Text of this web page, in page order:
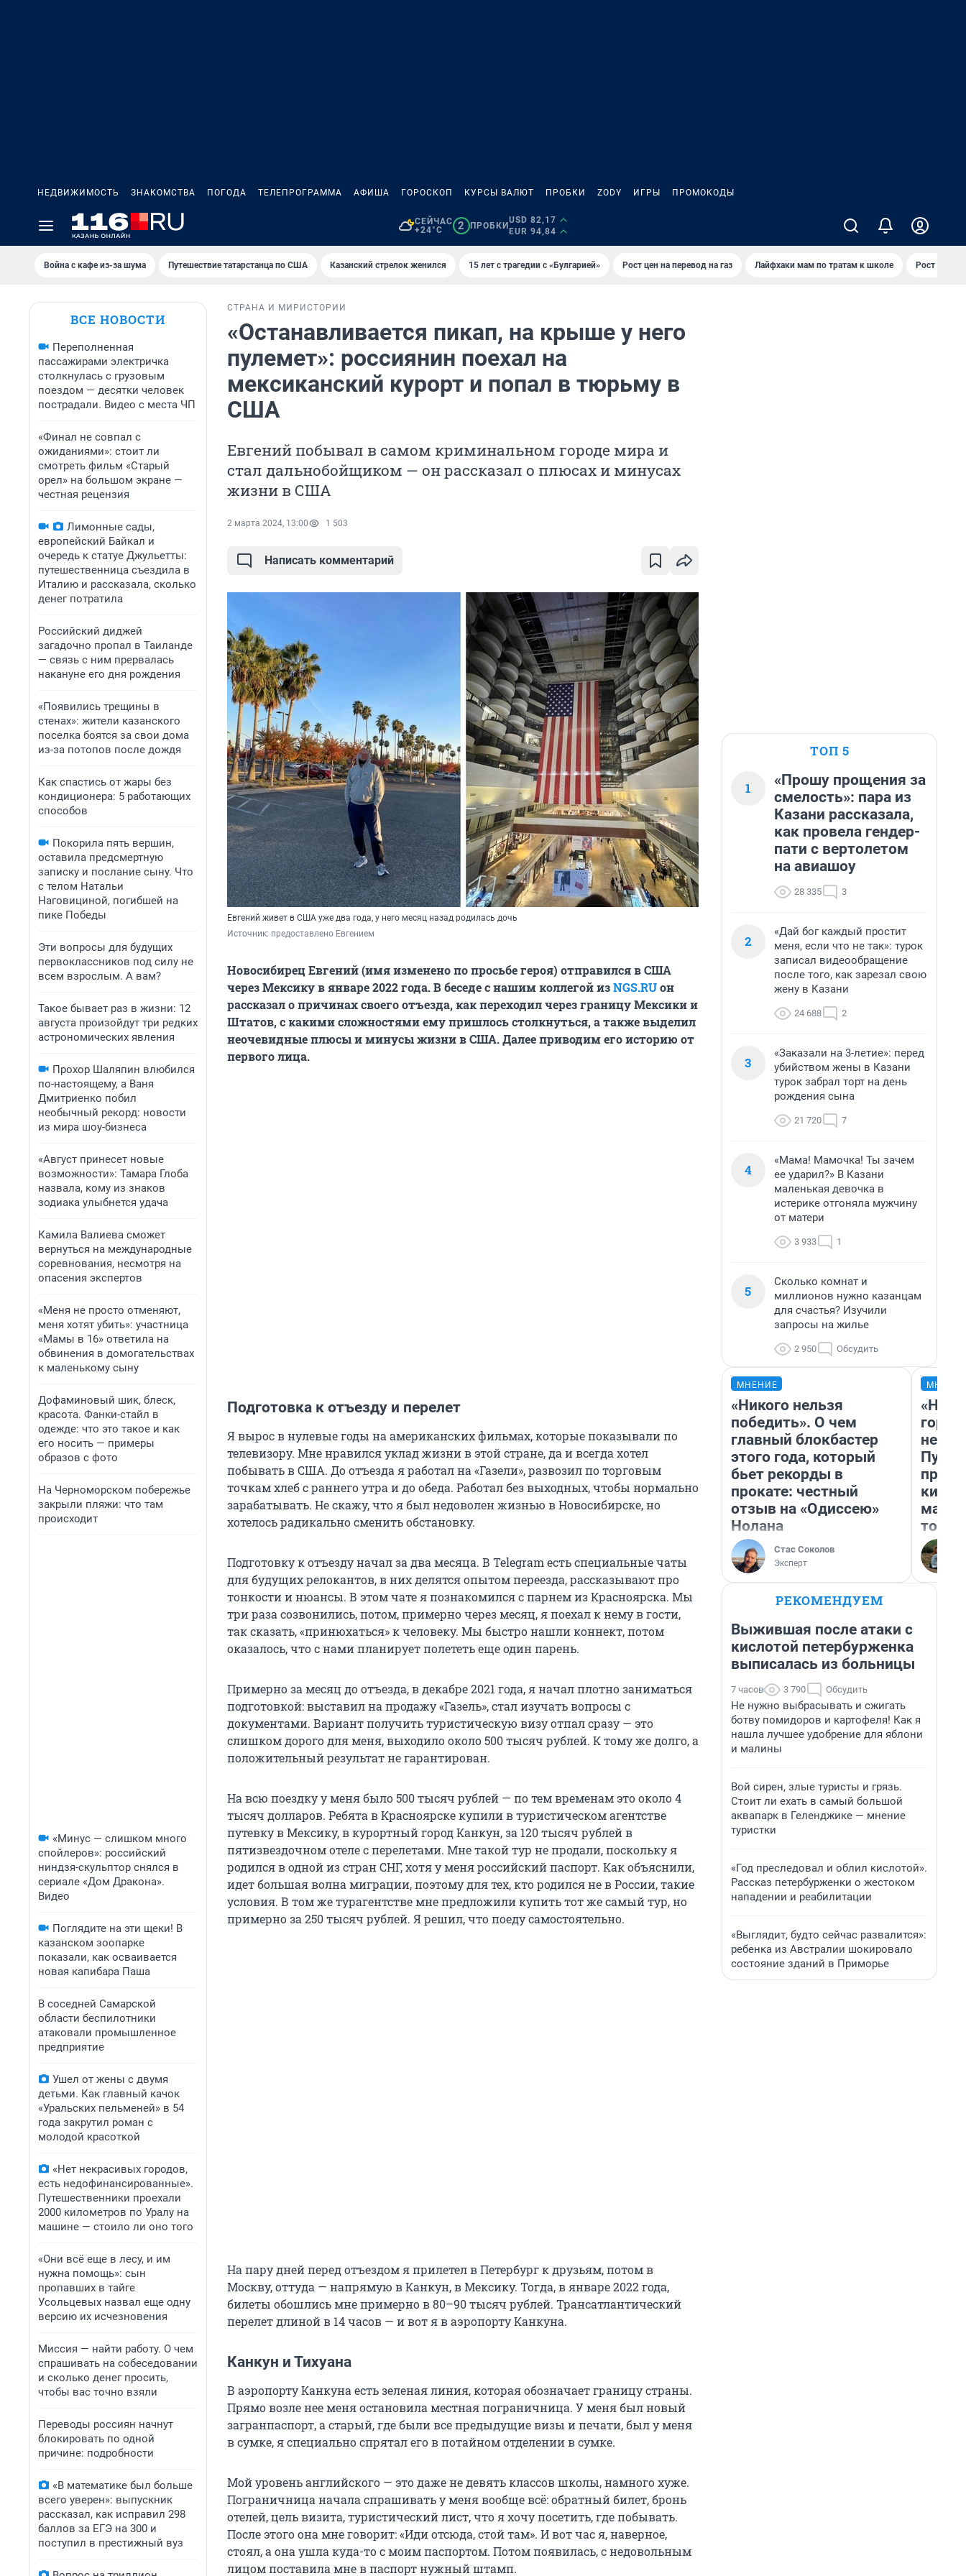
НЕДВИЖИМОСТЬ ЗНАКОМСТВА ПОГОДА ТЕЛЕПРОГРАММА АФИША ГОРОСКОП КУРСЫ ВАЛЮТ ПРОБКИ ZODY ИГРЫ ПРОМОКОДЫ
СЕЙЧАС
+24°C
2 ПРОБКИ
USD 82,17
EUR 94,84
Война с кафе из-за шума Путешествие татарстанца по США Казанский стрелок женился 15 лет с трагедии с «Булгарией» Рост цен на перевод на газ Лайфхаки мам по тратам к школе Рост цен на
ВСЕ НОВОСТИ
Переполненная
пассажирами электричка
столкнулась с грузовым
поездом — десятки человек
пострадали. Видео с места ЧП
«Финал не совпал с
ожиданиями»: стоит ли
смотреть фильм «Старый
орел» на большом экране —
честная рецензия
Лимонные сады,
европейский Байкал и
очередь к статуе Джульетты:
путешественница съездила в
Италию и рассказала, сколько
денег потратила
Российский диджей
загадочно пропал в Таиланде
— связь с ним прервалась
накануне его дня рождения
«Появились трещины в
стенах»: жители казанского
поселка боятся за свои дома
из-за потопов после дождя
Как спастись от жары без
кондиционера: 5 работающих
способов
Покорила пять вершин,
оставила предсмертную
записку и послание сыну. Что
с телом Натальи
Наговициной, погибшей на
пике Победы
Эти вопросы для будущих
первоклассников под силу не
всем взрослым. А вам?
Такое бывает раз в жизни: 12
августа произойдут три редких
астрономических явления
Прохор Шаляпин влюбился
по-настоящему, а Ваня
Дмитриенко побил
необычный рекорд: новости
из мира шоу-бизнеса
«Август принесет новые
возможности»: Тамара Глоба
назвала, кому из знаков
зодиака улыбнется удача
Камила Валиева сможет
вернуться на международные
соревнования, несмотря на
опасения экспертов
«Меня не просто отменяют,
меня хотят убить»: участница
«Мамы в 16» ответила на
обвинения в домогательствах
к маленькому сыну
Дофаминовый шик, блеск,
красота. Фанки-стайл в
одежде: что это такое и как
его носить — примеры
образов с фото
На Черноморском побережье
закрыли пляжи: что там
происходит
«Минус — слишком много
спойлеров»: российский
ниндзя-скульптор снялся в
сериале «Дом Дракона».
Видео
Поглядите на эти щеки! В
казанском зоопарке
показали, как осваивается
новая капибара Паша
В соседней Самарской
области беспилотники
атаковали промышленное
предприятие
Ушел от жены с двумя
детьми. Как главный качок
«Уральских пельменей» в 54
года закрутил роман с
молодой красоткой
«Нет некрасивых городов,
есть недофинансированные».
Путешественники проехали
2000 километров по Уралу на
машине — стоило ли оно того
«Они всё еще в лесу, и им
нужна помощь»: сын
пропавших в тайге
Усольцевых назвал еще одну
версию их исчезновения
Миссия — найти работу. О чем
спрашивать на собеседовании
и сколько денег просить,
чтобы вас точно взяли
Переводы россиян начнут
блокировать по одной
причине: подробности
«В математике был больше
всего уверен»: выпускник
рассказал, как исправил 298
баллов за ЕГЭ на 300 и
поступил в престижный вуз
СТРАНА И МИР ИСТОРИИ
«Останавливается пикап, на крыше у него
пулемет»: россиянин поехал на
мексиканский курорт и попал в тюрьму в
США
Евгений побывал в самом криминальном городе мира и
стал дальнобойщиком — он рассказал о плюсах и минусах
жизни в США
2 марта 2024, 13:00 1 503
Написать комментарий
Евгений живет в США уже два года, у него месяц назад родилась дочь
Источник: предоставлено Евгением
Новосибирец Евгений (имя изменено по просьбе героя) отправился в США
через Мексику в январе 2022 года. В беседе с нашим коллегой изNGS.RUон
рассказал о причинах своего отъезда, как переходил через границу Мексики и
Штатов, с какими сложностями ему пришлось столкнуться, а также выделил
неочевидные плюсы и минусы жизни в США. Далее приводим его историю от
первого лица.
Подготовка к отъезду и перелет
Я вырос в нулевые годы на американских фильмах, которые показывали по
телевизору. Мне нравился уклад жизни в этой стране, да и всегда хотел
побывать в США. До отъезда я работал на «Газели», развозил по торговым
точкам хлеб с раннего утра и до обеда. Работал без выходных, чтобы нормально
зарабатывать. Не скажу, что я был недоволен жизнью в Новосибирске, но
хотелось радикально сменить обстановку.
Подготовку к отъезду начал за два месяца. В Telegram есть специальные чаты
для будущих релокантов, в них делятся опытом переезда, рассказывают про
тонкости и нюансы. В этом чате я познакомился с парнем из Красноярска. Мы
три раза созвонились, потом, примерно через месяц, я поехал к нему в гости,
так сказать, «принюхаться» к человеку. Мы быстро нашли коннект, потом
оказалось, что с нами планирует полететь еще один парень.
Примерно за месяц до отъезда, в декабре 2021 года, я начал плотно заниматься
подготовкой: выставил на продажу «Газель», стал изучать вопросы с
документами. Вариант получить туристическую визу отпал сразу — это
слишком дорого для меня, выходило около 500 тысяч рублей. К тому же долго, а
положительный результат не гарантирован.
На всю поездку у меня было 500 тысяч рублей — по тем временам это около 4
тысяч долларов. Ребята в Красноярске купили в туристическом агентстве
путевку в Мексику, в курортный город Канкун, за 120 тысяч рублей в
пятизвездочном отеле с перелетами. Мне такой тур не продали, поскольку я
родился в одной из стран СНГ, хотя у меня российский паспорт. Как объяснили,
идет большая волна миграции, поэтому для тех, кто родился не в России, такие
условия. В том же турагентстве мне предложили купить тот же самый тур, но
примерно за 250 тысяч рублей. Я решил, что поеду самостоятельно.
На пару дней перед отъездом я прилетел в Петербург к друзьям, потом в
Москву, оттуда — напрямую в Канкун, в Мексику. Тогда, в январе 2022 года,
билеты обошлись мне примерно в 80–90 тысяч рублей. Трансатлантический
перелет длиной в 14 часов — и вот я в аэропорту Канкуна.
Канкун и Тихуана
В аэропорту Канкуна есть зеленая линия, которая обозначает границу страны.
Прямо возле нее меня остановила местная пограничница. У меня был новый
загранпаспорт, а старый, где были все предыдущие визы и печати, был у меня
в сумке, я специально спрятал его в потайном отделении в сумке.
Мой уровень английского — это даже не девять классов школы, намного хуже.
Пограничница начала спрашивать у меня вообще всё: обратный билет, бронь
отелей, цель визита, туристический лист, что я хочу посетить, где побывать.
После этого она мне говорит: «Иди отсюда, стой там». И вот час я, наверное,
стоял, а она ушла куда-то с моим паспортом. Потом появилась, с недовольным
лицом поставила мне в паспорт нужный штамп.
ТОП 5
1
«Прошу прощения за
смелость»: пара из
Казани рассказала,
как провела гендер-
пати с вертолетом
на авиашоу
28 335 3
2
«Дай бог каждый простит
меня, если что не так»: турок
записал видеообращение
после того, как зарезал свою
жену в Казани
24 688 2
3
«Заказали на 3-летие»: перед
убийством жены в Казани
турок забрал торт на день
рождения сына
21 720 7
4
«Мама! Мамочка! Ты зачем
ее ударил?» В Казани
маленькая девочка в
истерике отгоняла мужчину
от матери
3 933 1
5
Сколько комнат и
миллионов нужно казанцам
для счастья? Изучили
запросы на жилье
2 950 Обсудить
МНЕНИЕ
«Никого нельзя
победить». О чем
главный блокбастер
этого года, который
бьет рекорды в
прокате: честный
отзыв на «Одиссею»
Нолана
Стас Соколов
Эксперт
«Нет
того
РЕКОМЕНДУЕМ
Выжившая после атаки с
кислотой петербурженка
выписалась из больницы
7 часов 3 790 Обсудить
Не нужно выбрасывать и сжигать
ботву помидоров и картофеля! Как я
нашла лучшее удобрение для яблони
и малины
Вой сирен, злые туристы и грязь.
Стоит ли ехать в самый большой
аквапарк в Геленджике — мнение
туристки
«Год преследовал и облил кислотой».
Рассказ петербурженки о жестоком
нападении и реабилитации
«Выглядит, будто сейчас развалится»:
ребенка из Австралии шокировало
состояние зданий в Приморье